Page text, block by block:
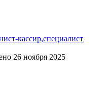
кассир,специалист
26 ноября 2025